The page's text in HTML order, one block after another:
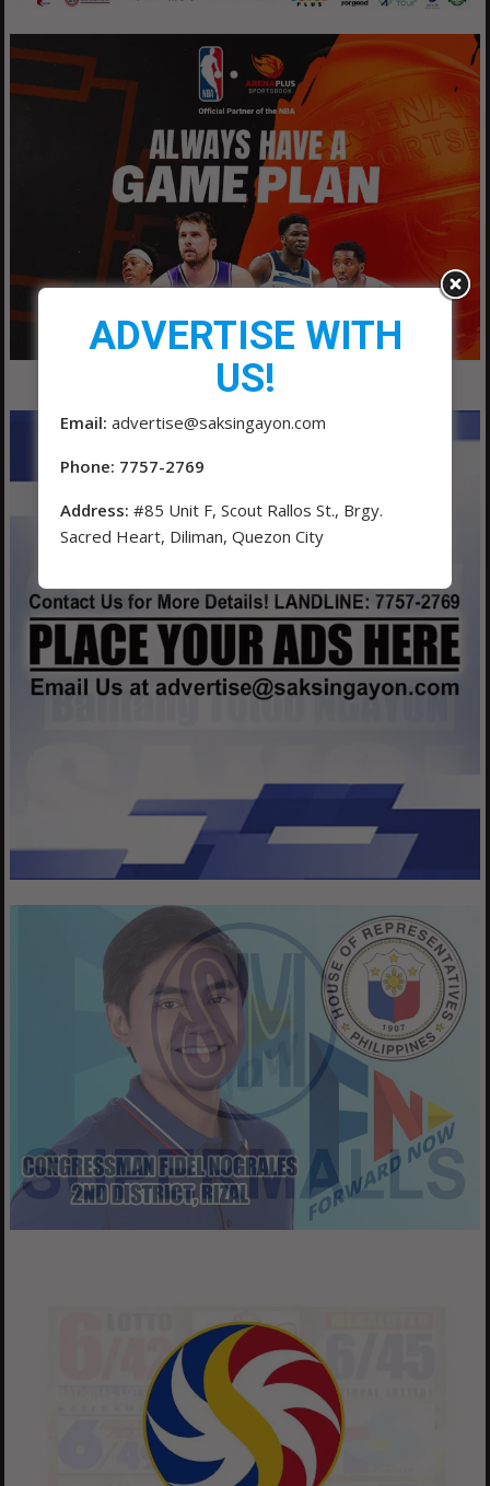
ADVERTISE WITH
US!
Email: advertise@saksingayon.com
Phone: 7757-2769
Address: #85 Unit F, Scout Rallos St., Brgy.
Sacred Heart, Diliman, Quezon City